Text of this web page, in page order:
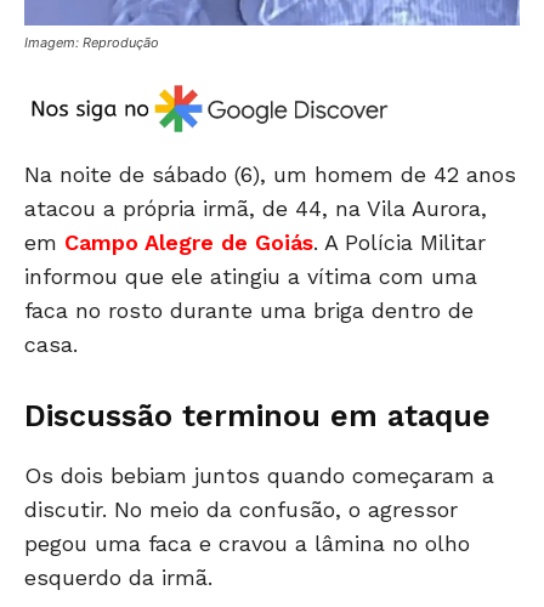
Imagem: Reprodução
Na noite de sábado (6), um homem de 42 anos
atacou a própria irmã, de 44, na Vila Aurora,
em Campo Alegre de Goiás. A Polícia Militar
informou que ele atingiu a vítima com uma
faca no rosto durante uma briga dentro de
casa.
Discussão terminou em ataque
Os dois bebiam juntos quando começaram a
discutir. No meio da confusão, o agressor
pegou uma faca e cravou a lâmina no olho
esquerdo da irmã.